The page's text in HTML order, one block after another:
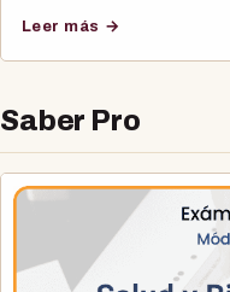
Leer más →
Saber Pro